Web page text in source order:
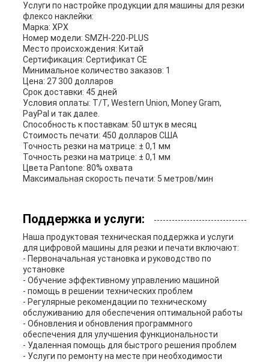
Услуги по настройке продукции для машины для резки
флексо наклейки:
Марка: XPX
Номер модели: SMZH-220-PLUS
Место происхождения: Китай
Сертификация: Сертификат CE
Минимальное количество заказов: 1
Цена: 27 300 долларов
Срок доставки: 45 дней
Условия оплаты: T/T, Western Union, Money Gram,
PayPal и так далее.
Способность к поставкам: 50 штук в месяц
Стоимость печати: 450 долларов США
Точность резки на матрице: ± 0,1 мм
Точность резки на матрице: ± 0,1 мм
Цвета Pantone: 80% охвата
Максимальная скорость печати: 5 метров/мин
Поддержка и услуги:
Наша продуктовая техническая поддержка и услуги
для цифровой машины для резки и печати включают:
- Первоначальная установка и руководство по
установке
- Обучение эффективному управлению машиной
- помощь в решении технических проблем
- Регулярные рекомендации по техническому
обслуживанию для обеспечения оптимальной работы
- Обновления и обновления программного
обеспечения для улучшения функциональности
- Удаленная помощь для быстрого решения проблем
- Услуги по ремонту на месте при необходимости